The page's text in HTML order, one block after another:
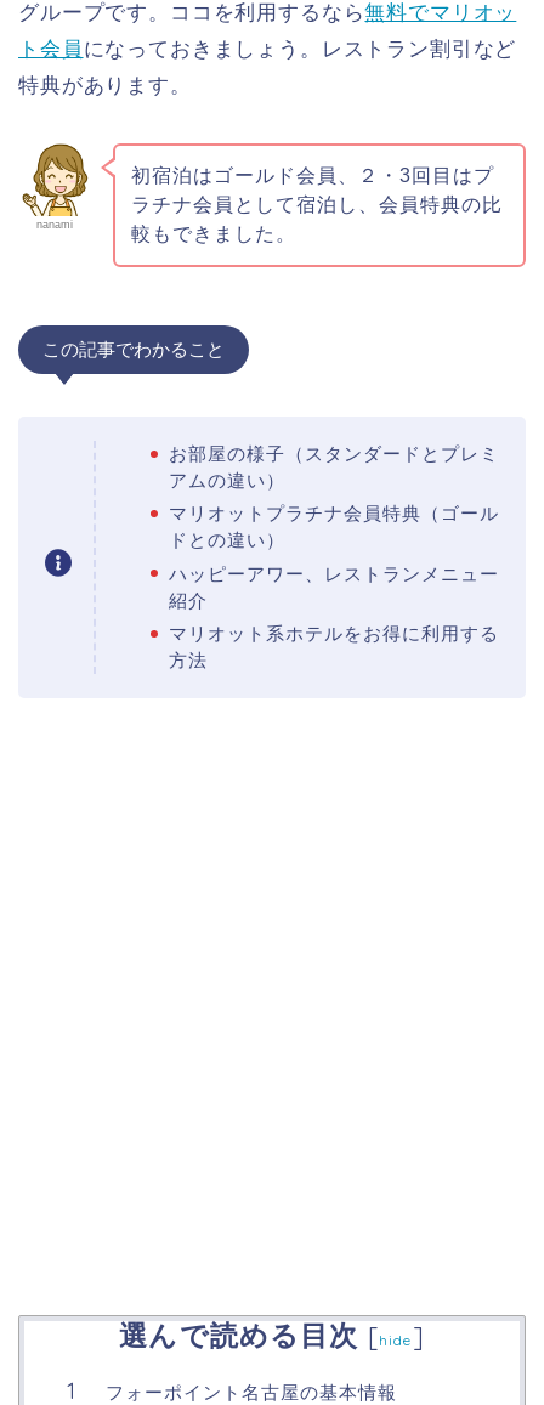
グループです。ココを利用するなら無料でマリオッ
ト会員 になっておきましょう。レストラン割引など
特典があります。
nanami
初宿泊はゴールド会員、２・3回目はプ
ラチナ会員として宿泊し、会員特典の比
較もできました。
この記事でわかること
お部屋の様子（スタンダードとプレミ
アムの違い）
マリオットプラチナ会員特典（ゴール
ドとの違い）
ハッピーアワー、レストランメニュー
紹介
マリオット系ホテルをお得に利用する
方法
選んで読める目次 [hide ]
フォーポイント名古屋の基本情報